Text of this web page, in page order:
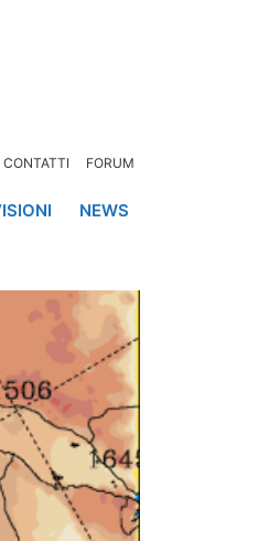
CONTATTI FORUM
NEWS